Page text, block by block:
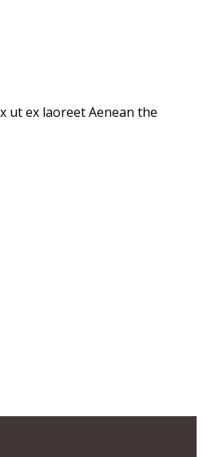
ut ex laoreet Aenean the